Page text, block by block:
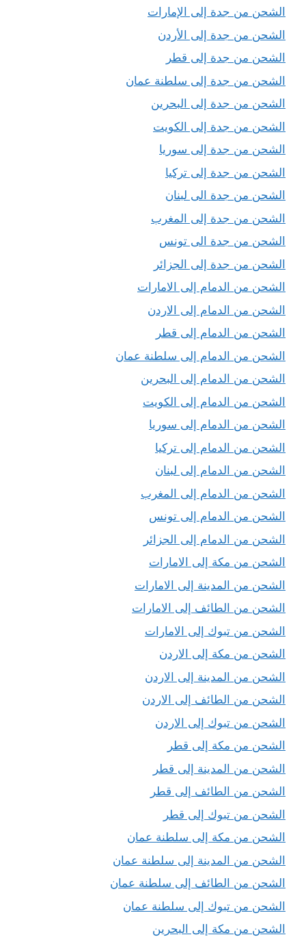
الشحن من جدة إلى الإمارات
الشحن من جدة إلى الأردن
الشحن من جدة إلى قطر
الشحن من جدة إلى سلطنة عمان
الشحن من جدة إلى البحرين
الشحن من جدة إلى الكويت
الشحن من جدة إلى سوريا
الشحن من جدة إلى تركيا
الشحن من جدة الى لبنان
الشحن من جدة إلى المغرب
الشحن من جدة الى تونس
الشحن من جدة إلى الجزائر
الشحن من الدمام إلى الامارات
الشحن من الدمام إلى الاردن
الشحن من الدمام إلى قطر
الشحن من الدمام إلى سلطنة عمان
الشحن من الدمام إلى البحرين
الشحن من الدمام إلى الكويت
الشحن من الدمام إلى سوريا
الشحن من الدمام إلى تركيا
الشحن من الدمام إلى لبنان
الشحن من الدمام إلى المغرب
الشحن من الدمام إلى تونس
الشحن من الدمام إلى الجزائر
الشحن من مكة إلى الامارات
الشحن من المدينة إلى الامارات
الشحن من الطائف إلى الامارات
الشحن من تبوك إلى الامارات
الشحن من مكة إلى الاردن
الشحن من المدينة إلى الاردن
الشحن من الطائف إلى الاردن
الشحن من تبوك إلى الاردن
الشحن من مكة إلى قطر
الشحن من المدينة إلى قطر
الشحن من الطائف إلى قطر
الشحن من تبوك إلى قطر
الشحن من مكة إلى سلطنة عمان
الشحن من المدينة إلى سلطنة عمان
الشحن من الطائف إلى سلطنة عمان
الشحن من تبوك إلى سلطنة عمان
الشحن من مكة إلى البحرين